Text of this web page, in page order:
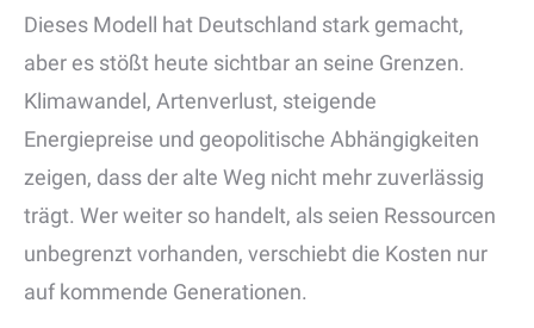
Dieses Modell hat Deutschland stark gemacht,
aber es stößt heute sichtbar an seine Grenzen.
Klimawandel, Artenverlust, steigende
Energiepreise und geopolitische Abhängigkeiten
zeigen, dass der alte Weg nicht mehr zuverlässig
trägt. Wer weiter so handelt, als seien Ressourcen
unbegrenzt vorhanden, verschiebt die Kosten nur
auf kommende Generationen.